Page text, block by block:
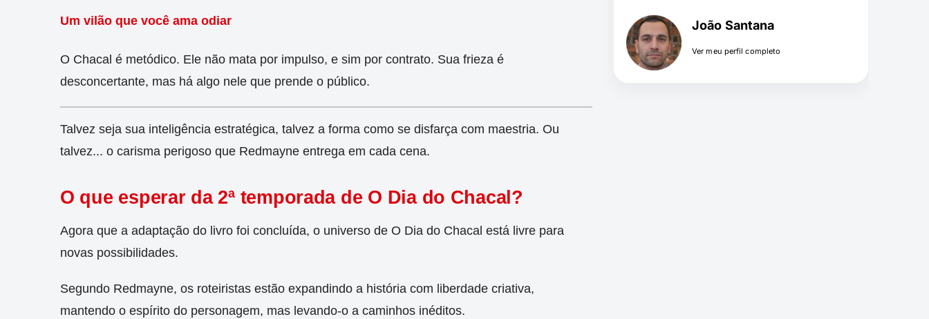
Um vilão que você ama odiar
O Chacal é metódico. Ele não mata por impulso, e sim por contrato. Sua frieza é
desconcertante, mas há algo nele que prende o público.
Talvez seja sua inteligência estratégica, talvez a forma como se disfarça com maestria. Ou
talvez... o carisma perigoso que Redmayne entrega em cada cena.
O que esperar da 2ª temporada de O Dia do Chacal?
Agora que a adaptação do livro foi concluída, o universo de O Dia do Chacal está livre para
novas possibilidades.
Segundo Redmayne, os roteiristas estão expandindo a história com liberdade criativa,
mantendo o espírito do personagem, mas levando-o a caminhos inéditos.
João Santana
Ver meu perfil completo